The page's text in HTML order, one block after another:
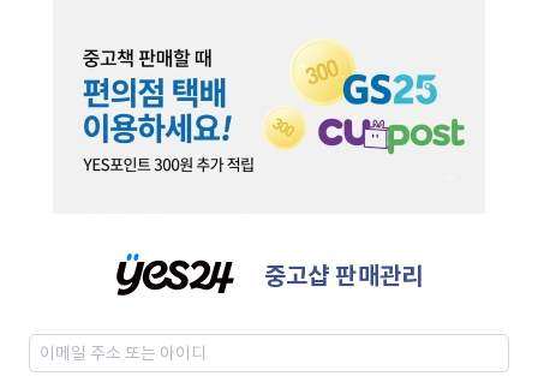
중고샵 판매관리